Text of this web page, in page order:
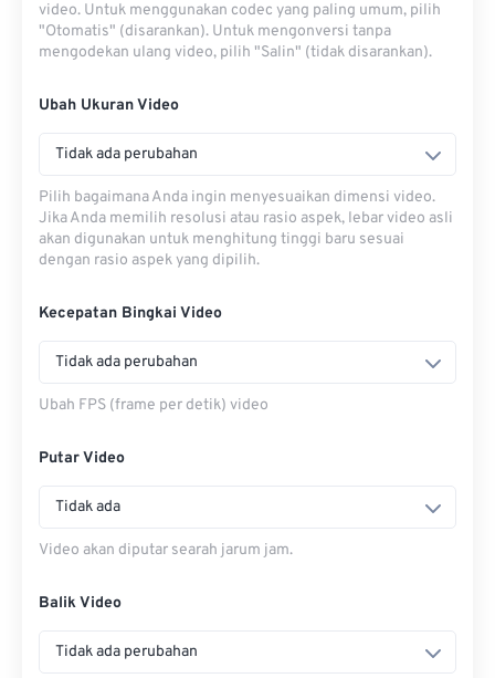
video. Untuk menggunakan codec yang paling umum, pilih
"Otomatis" (disarankan). Untuk mengonversi tanpa
mengodekan ulang video, pilih "Salin" (tidak disarankan).
Ubah Ukuran Video
Tidak ada perubahan
Pilih bagaimana Anda ingin menyesuaikan dimensi video.
Jika Anda memilih resolusi atau rasio aspek, lebar video asli
akan digunakan untuk menghitung tinggi baru sesuai
dengan rasio aspek yang dipilih.
Kecepatan Bingkai Video
Tidak ada perubahan
Ubah FPS (frame per detik) video
Putar Video
Tidak ada
Video akan diputar searah jarum jam.
Balik Video
Tidak ada perubahan